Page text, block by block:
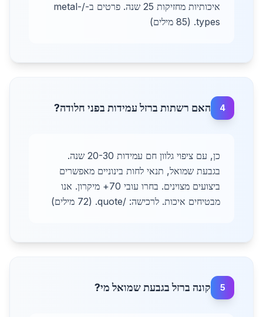
איכותיות מחזיקות 25 שנה. פרטים ב-/metal-
types. (85 מילים)
4 האם רשתות ברזל עמידות בפני חלודה?
כן, עם ציפוי גלוון חם עמידות 20-30 שנה.
בגבעת שמואל, תנאי לחות בינוניים מאפשרים
ביצועים מצוינים. בחרו עובי 70+ מיקרון. אנו
מבטיחים איכות. לרכישה: /quote. (72 מילים)
5 קונה ברזל בגבעת שמואל מי?